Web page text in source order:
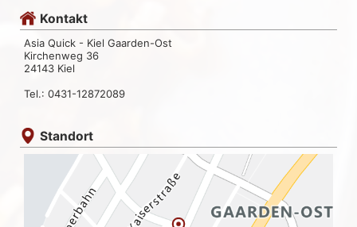
Kontakt
Asia Quick - Kiel Gaarden-Ost
Kirchenweg 36
24143 Kiel
Tel.: 0431-12872089
Standort